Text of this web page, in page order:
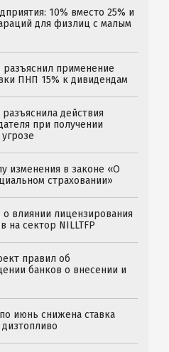
10% вместо 25% и
для физлиц с малым
применение
ПНП 15% к дивидендам
действия
при получении
изменения в законе «О
страховании»
влиянии лицензирования
на сектор NILLTFP
правил об
банков о внесении и
июнь снижена ставка